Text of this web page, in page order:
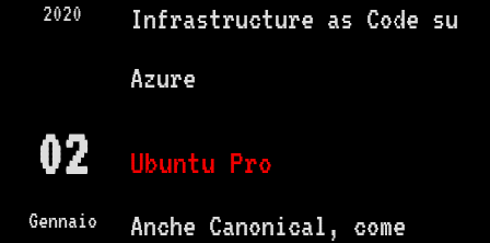
2020
Infrastructure as Code su
Azure
02
Gennaio
Ubuntu Pro
Anche Canonical, come